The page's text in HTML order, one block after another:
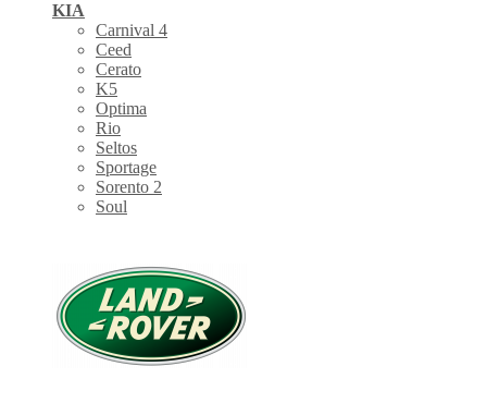
KIA
Carnival 4
Ceed
Cerato
K5
Optima
Rio
Seltos
Sportage
Sorento 2
Soul